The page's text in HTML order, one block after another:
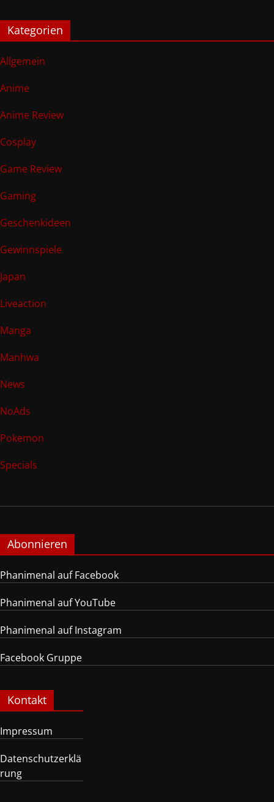
Kategorien
Allgemein
Anime
Anime Review
Cosplay
Game Review
Gaming
Geschenkideen
Gewinnspiele
Japan
Liveaction
Manga
Manhwa
News
NoAds
Pokemon
Specials
Abonnieren
Phanimenal auf Facebook
Phanimenal auf YouTube
Phanimenal auf Instagram
Facebook Gruppe
Kontakt
Impressum
Datenschutzerklä
rung